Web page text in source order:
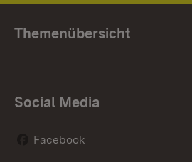
Themenübersicht
Social Media
Facebook